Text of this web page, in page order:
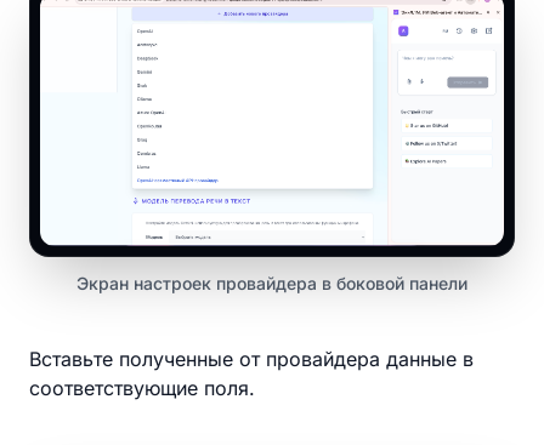
Экран настроек провайдера в боковой панели
Вставьте полученные от провайдера данные в
соответствующие поля.